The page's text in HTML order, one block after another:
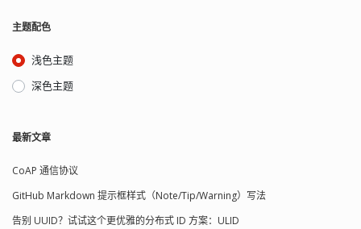
主题配色
浅色主题
深色主题
最新文章
CoAP 通信协议
GitHub Markdown 提示框样式（Note/Tip/Warning）写法
告别 UUID？试试这个更优雅的分布式 ID 方案：ULID